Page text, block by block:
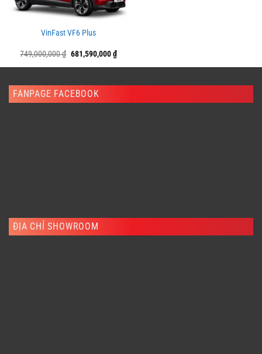
VinFast VF6 Plus
749,000,000₫ Giá
là:
681,590,000₫Giá
hiện
tại
681,590,000 ₫.
FANPAGE FACEBOOK
ĐỊA CHỈ SHOWROOM